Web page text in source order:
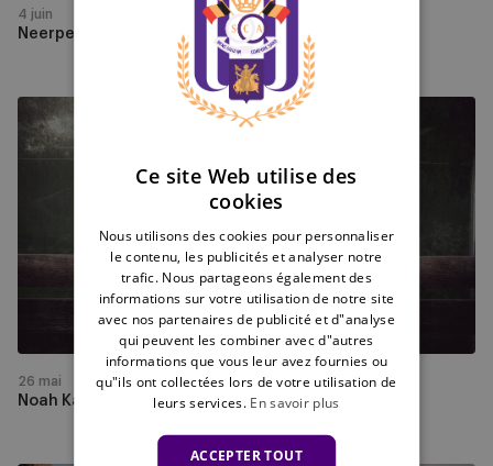
Neerpede : rétrospective et perspectives
4 juin
Kalonji
prolonge
Noah Kalonji prolonge jusqu’en 2028
26 mai
Ce site Web utilise des
cookies
Nous utilisons des cookies pour personnaliser
le contenu, les publicités et analyser notre
trafic. Nous partageons également des
informations sur votre utilisation de notre site
avec nos partenaires de publicité et d"analyse
qui peuvent les combiner avec d"autres
informations que vous leur avez fournies ou
qu"ils ont collectées lors de votre utilisation de
leurs services. En savoir plus
ACCEPTER TOUT